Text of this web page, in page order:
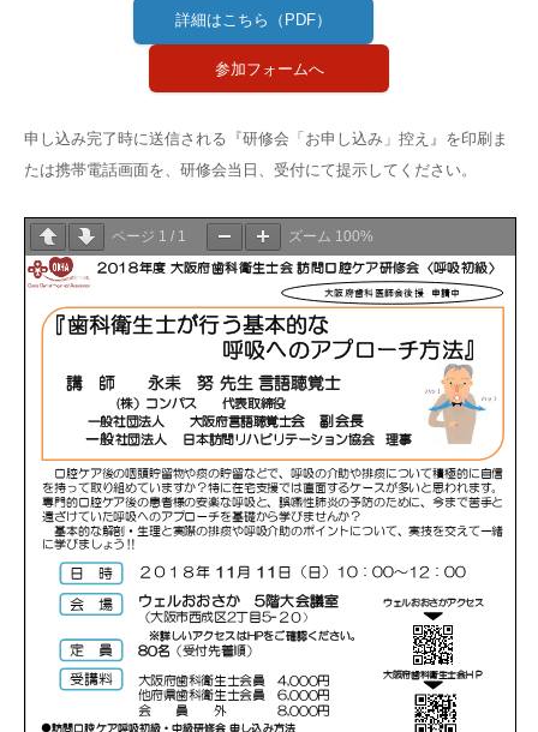
詳細はこちら（PDF）
参加フォームへ
申し込み完了時に送信される『研修会「お申し込み」控え』を印刷ま
たは携帯電話画面を、研修会当日、受付にて提示してください。
ページ 1 / 1 ズーム 100%